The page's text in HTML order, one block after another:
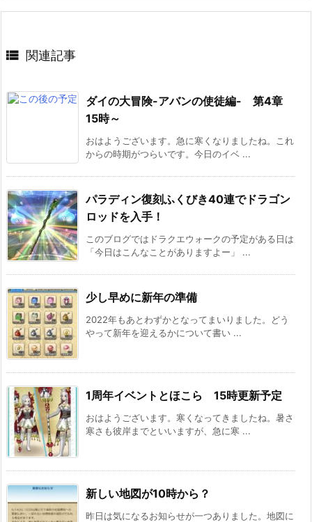
 関連記事
ダイの大冒険-アバンの使徒編- 第4章
15時～
おはようございます。急に寒くなりましたね。これ
からの時期がつらいです。今日のイベ ...
パラディン復刻ふくびき40連でドラゴン
ロッドを入手！
このブログではドラクエウォークの予定がある日は
「今日はこんなことがありますよー」 ...
少し早めに新年の準備
2022年もあとわずかとなってまいりました。どう
やって新年を迎えるかについて書い ...
1周年イベントとほこら 15時更新予定
おはようございます。寒くなってきましたね。暑さ
寒さも彼岸までといいますが、急に寒 ...
新しい地図が10時から？
昨日は気になるお知らせが一つありました。地図に